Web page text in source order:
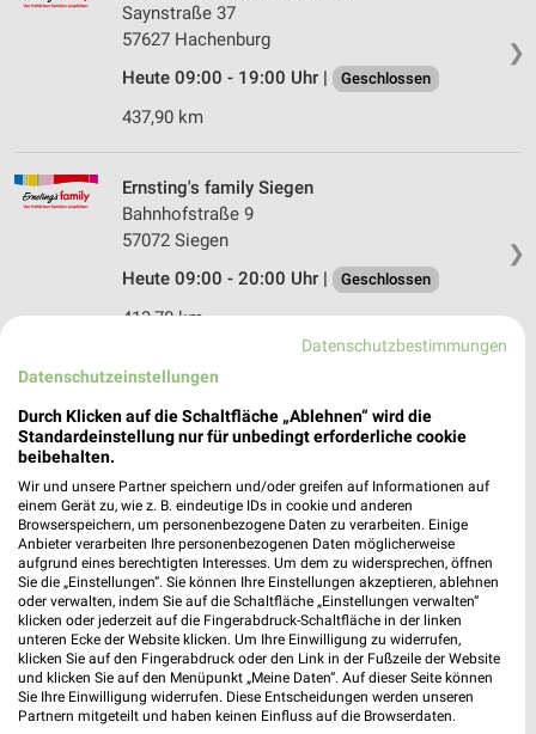
❯
Saynstraße 37
57627 Hachenburg
Heute 09:00 - 19:00 Uhr |
Geschlossen
437,90 km
❯
Ernsting's family Siegen
Bahnhofstraße 9
57072 Siegen
Heute 09:00 - 20:00 Uhr |
Geschlossen
413,70 km
Rossmann Hachenburg
Saynstr. 23-25
57627 Hachenburg
Heute 08:00 - 20:00 Uhr | Geschlossen
437,76 km • Angebote: 3 Prospekte
Ernsting's family Burbach
Marktplatz 3-7
57299 Burbach
Heute 09:00 - 18:30 Uhr | Geschlossen
417,02 km
Datenschutzbestimmungen
Datenschutzeinstellungen
Durch Klicken auf die Schaltfläche „Ablehnen“ wird die
Standardeinstellung nur für unbedingt erforderliche cookie
beibehalten.
Wir und unsere Partner speichern und/oder greifen auf Informationen auf
einem Gerät zu, wie z. B. eindeutige IDs in cookie und anderen
Browserspeichern, um personenbezogene Daten zu verarbeiten. Einige
Anbieter verarbeiten Ihre personenbezogenen Daten möglicherweise
aufgrund eines berechtigten Interesses. Um dem zu widersprechen, öffnen
Sie die „Einstellungen“. Sie können Ihre Einstellungen akzeptieren, ablehnen
oder verwalten, indem Sie auf die Schaltfläche „Einstellungen verwalten“
klicken oder jederzeit auf die Fingerabdruck-Schaltfläche in der linken
unteren Ecke der Website klicken. Um Ihre Einwilligung zu widerrufen,
klicken Sie auf den Fingerabdruck oder den Link in der Fußzeile der Website
und klicken Sie auf den Menüpunkt „Meine Daten“. Auf dieser Seite können
Sie Ihre Einwilligung widerrufen. Diese Entscheidungen werden unseren
Partnern mitgeteilt und haben keinen Einfluss auf die Browserdaten.